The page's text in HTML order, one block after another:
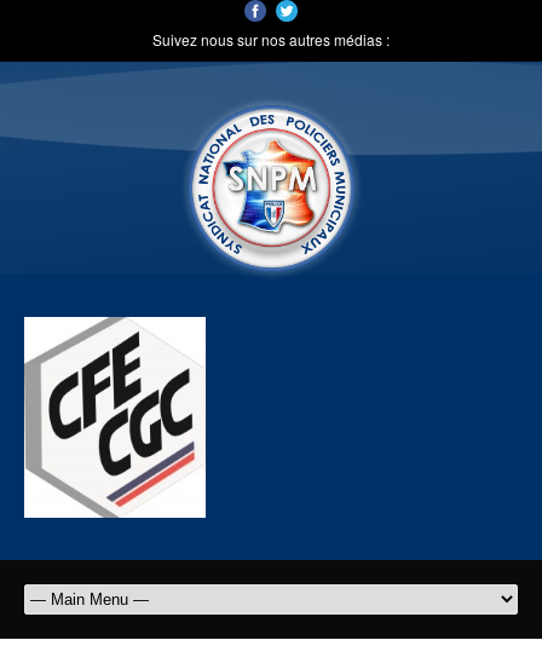
Suivez nous sur nos autres médias :